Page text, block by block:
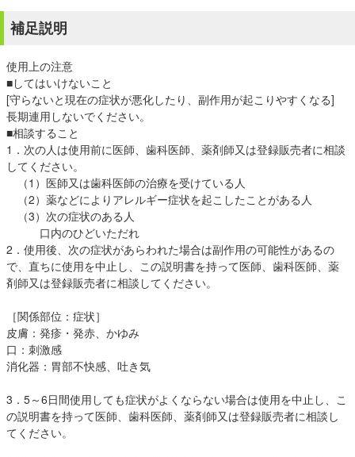
補足説明
使用上の注意
■してはいけないこと
[守らないと現在の症状が悪化したり、副作用が起こりやすくなる]
長期連用しないでください。
■相談すること
1．次の人は使用前に医師、歯科医師、薬剤師又は登録販売者に相談
してください。
（1）医師又は歯科医師の治療を受けている人
（2）薬などによりアレルギー症状を起こしたことがある人
（3）次の症状のある人
口内のひどいただれ
2．使用後、次の症状があらわれた場合は副作用の可能性があるの
で、直ちに使用を中止し、この説明書を持って医師、歯科医師、薬
剤師又は登録販売者に相談してください。
［関係部位：症状］
皮膚：発疹・発赤、かゆみ
口：刺激感
消化器：胃部不快感、吐き気
3．5～6日間使用しても症状がよくならない場合は使用を中止し、こ
の説明書を持って医師、歯科医師、薬剤師又は登録販売者に相談し
てください。